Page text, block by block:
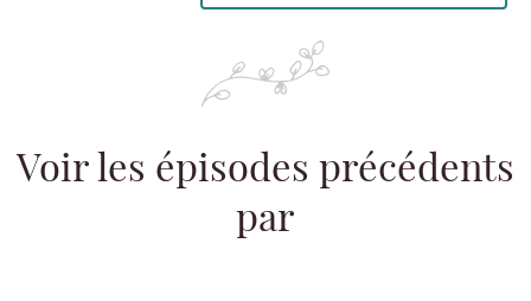
Voir les épisodes précédents
par